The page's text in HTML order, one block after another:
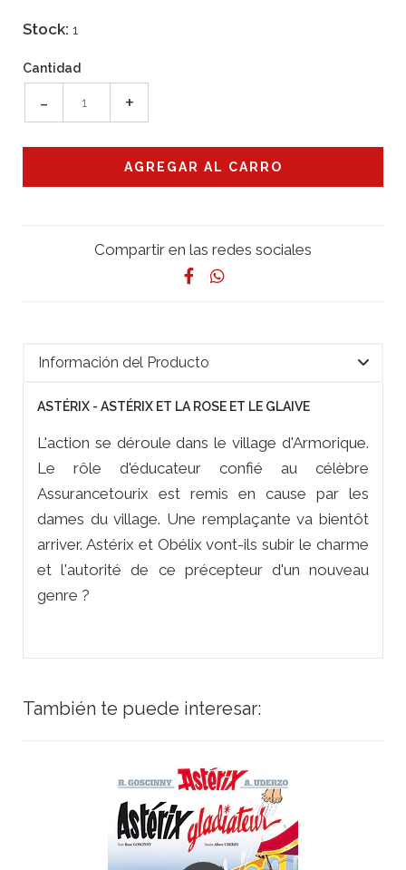
Stock: 1
Cantidad
- +
Compartir en las redes sociales
Información del Producto
ASTÉRIX - ASTÉRIX ET LA ROSE ET LE GLAIVE
L'action se déroule dans le village d'Armorique.
Le rôle d'éducateur confié au célèbre
Assurancetourix est remis en cause par les
dames du village. Une remplaçante va bientôt
arriver. Astérix et Obélix vont-ils subir le charme
et l'autorité de ce précepteur d'un nouveau
genre ?
También te puede interesar: